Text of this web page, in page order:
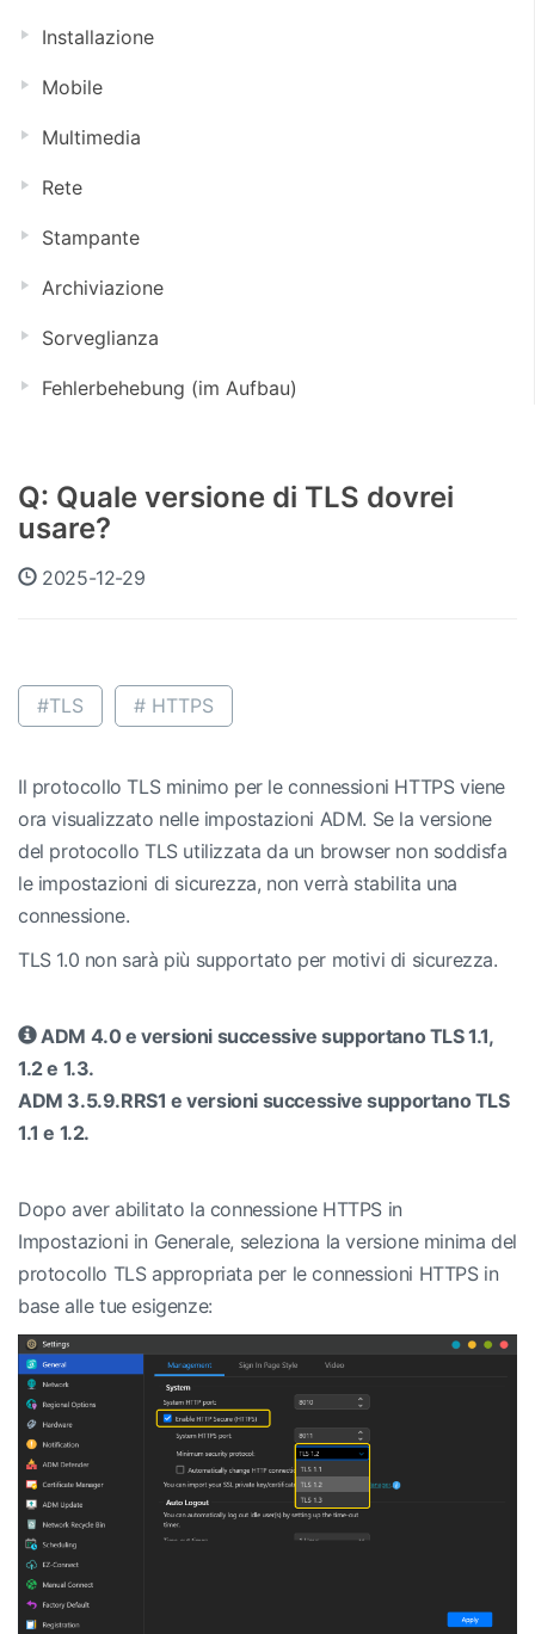
Installazione
Mobile
Multimedia
Rete
Stampante
Archiviazione
Sorveglianza
Fehlerbehebung (im Aufbau)
Q: Quale versione di TLS dovrei
usare?
2025-12-29
#TLS # HTTPS
Il protocollo TLS minimo per le connessioni HTTPS viene
ora visualizzato nelle impostazioni ADM. Se la versione
del protocollo TLS utilizzata da un browser non soddisfa
le impostazioni di sicurezza, non verrà stabilita una
connessione.
TLS 1.0 non sarà più supportato per motivi di sicurezza.
ADM 4.0 e versioni successive supportano TLS 1.1,
1.2 e 1.3.
ADM 3.5.9.RRS1 e versioni successive supportano TLS
1.1 e 1.2.
Dopo aver abilitato la connessione HTTPS in
Impostazioni in Generale, seleziona la versione minima del
protocollo TLS appropriata per le connessioni HTTPS in
base alle tue esigenze: